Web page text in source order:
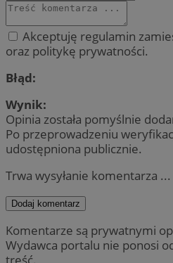
Akceptuję regulamin
oraz politykę prywatności.
Błąd:
Wynik:
Opinia została pomyślnie
Po przeprowadzeniu
udostępniona publicznie.
Trwa wysyłanie komentarza ...
Dodaj komentarz
Komentarze są prywatnymi
Wydawca portalu nie ponosi